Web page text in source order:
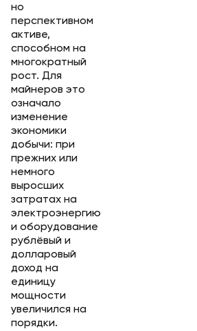
но
перспективном
активе,
способном на
многократный
рост. Для
майнеров это
означало
изменение
экономики
добычи: при
прежних или
немного
выросших
затратах на
электроэнергию
и оборудование
рублёвый и
долларовый
доход на
единицу
мощности
увеличился на
порядки.